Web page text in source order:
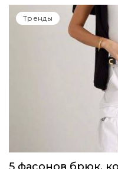
Тренды